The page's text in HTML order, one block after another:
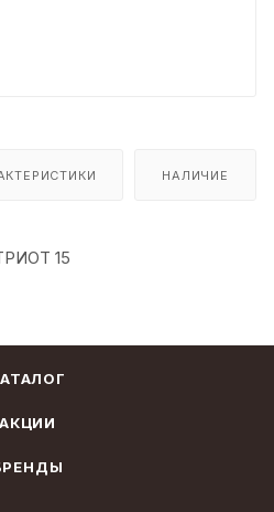
НАЛИЧИЕ
15
АКЦИИ